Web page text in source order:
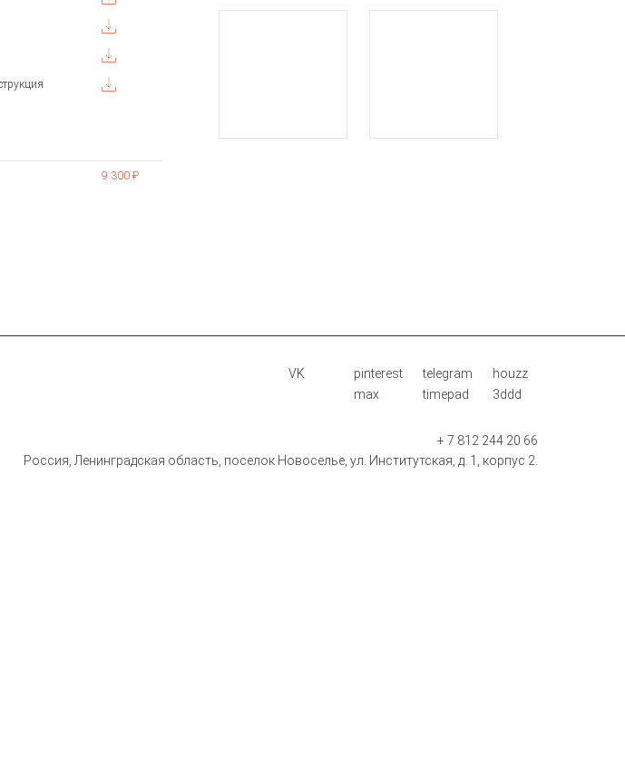
9 300 ₽
houzz
telegram
pinterest
VK
3ddd
timepad
max
+ 7 812 244 20 66
Россия, Ленинградская область, поселок Новоселье, ул. Институтская, д. 1, корпус 2.